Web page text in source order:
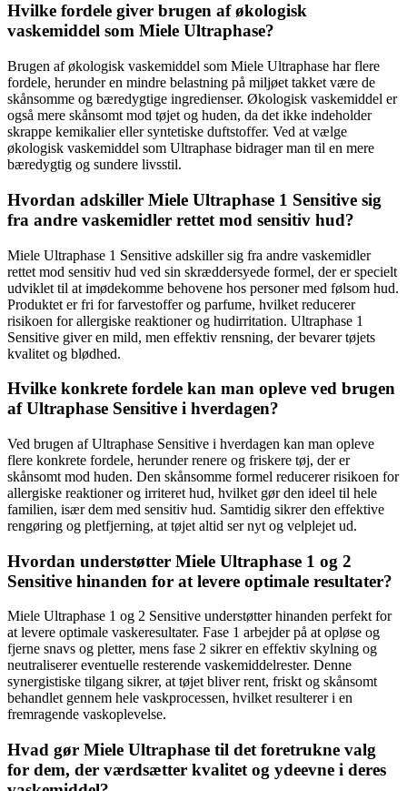
Hvilke fordele giver brugen af økologisk
vaskemiddel som Miele Ultraphase?
Brugen af økologisk vaskemiddel som Miele Ultraphase har flere
fordele, herunder en mindre belastning på miljøet takket være de
skånsomme og bæredygtige ingredienser. Økologisk vaskemiddel er
også mere skånsomt mod tøjet og huden, da det ikke indeholder
skrappe kemikalier eller syntetiske duftstoffer. Ved at vælge
økologisk vaskemiddel som Ultraphase bidrager man til en mere
bæredygtig og sundere livsstil.
Hvordan adskiller Miele Ultraphase 1 Sensitive sig
fra andre vaskemidler rettet mod sensitiv hud?
Miele Ultraphase 1 Sensitive adskiller sig fra andre vaskemidler
rettet mod sensitiv hud ved sin skræddersyede formel, der er specielt
udviklet til at imødekomme behovene hos personer med følsom hud.
Produktet er fri for farvestoffer og parfume, hvilket reducerer
risikoen for allergiske reaktioner og hudirritation. Ultraphase 1
Sensitive giver en mild, men effektiv rensning, der bevarer tøjets
kvalitet og blødhed.
Hvilke konkrete fordele kan man opleve ved brugen
af Ultraphase Sensitive i hverdagen?
Ved brugen af Ultraphase Sensitive i hverdagen kan man opleve
flere konkrete fordele, herunder renere og friskere tøj, der er
skånsomt mod huden. Den skånsomme formel reducerer risikoen for
allergiske reaktioner og irriteret hud, hvilket gør den ideel til hele
familien, især dem med sensitiv hud. Samtidig sikrer den effektive
rengøring og pletfjerning, at tøjet altid ser nyt og velplejet ud.
Hvordan understøtter Miele Ultraphase 1 og 2
Sensitive hinanden for at levere optimale resultater?
Miele Ultraphase 1 og 2 Sensitive understøtter hinanden perfekt for
at levere optimale vaskeresultater. Fase 1 arbejder på at opløse og
fjerne snavs og pletter, mens fase 2 sikrer en effektiv skylning og
neutraliserer eventuelle resterende vaskemiddelrester. Denne
synergistiske tilgang sikrer, at tøjet bliver rent, friskt og skånsomt
behandlet gennem hele vaskprocessen, hvilket resulterer i en
fremragende vaskoplevelse.
Hvad gør Miele Ultraphase til det foretrukne valg
for dem, der værdsætter kvalitet og ydeevne i deres